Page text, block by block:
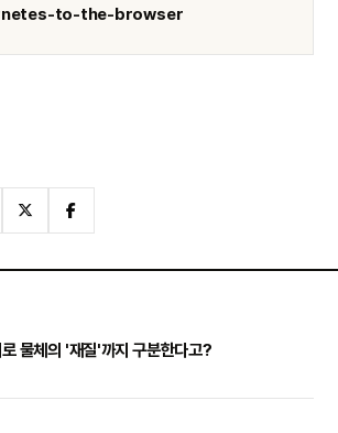
to-the-browser
물체의 '재질'까지 구분한다고?